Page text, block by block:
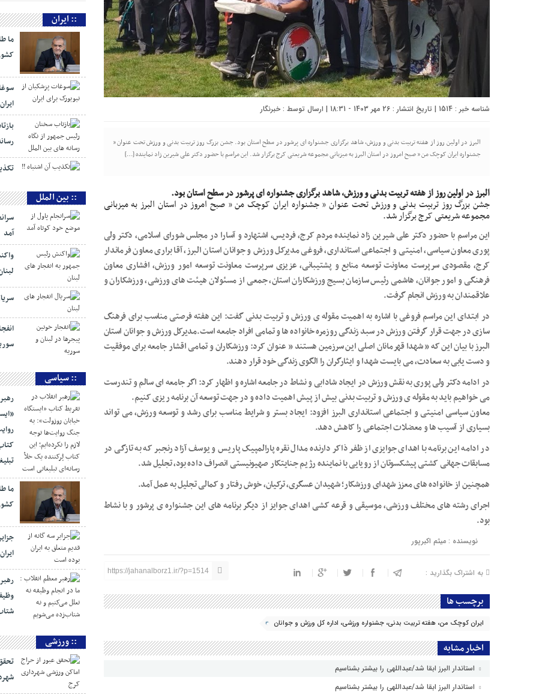
شناسه خبر : 1514 | تاریخ انتشار : 26 مهر 1403 - 18:31 | ارسال توسط : خبرنگار
البرز در اولین روز از هفته تربیت بدنی و ورزش، شاهد برگزاری جشنواره ای پرشور در سطح استان بود. جشن بزرگ روز تربیت بدنی و ورزش تحت عنوان ”
جشنواره ایران کوچک من ” صبح امروز در استان البرز به میزبانی مجموعه شریعتی کرج برگزار شد. این مراسم با حضور دکتر علی شیرین زاد نماینده […]
البرز در اولین روز از هفته تربیت بدنی و ورزش، شاهد برگزاری جشنواره ای پرشور در سطح استان بود.
جشن بزرگ روز تربیت بدنی و ورزش تحت عنوان ” جشنواره ایران کوچک من ” صبح امروز در استان البرز به میزبانی
مجموعه شریعتی کرج برگزار شد.
این مراسم با حضور دکتر علی شیرین زاد نماینده مردم کرج، فردیس، اشتهارد و آسارا در مجلس شورای اسلامی، دکتر ولی
پوری معاون سیاسی، امنیتی و اجتماعی استانداری، فروغی مدیرکل ورزش و جوانان استان البرز، آقا براری معاون فرماندار
کرج، مقصودی سرپرست معاونت توسعه منابع و پشتیبانی، عزیزی سرپرست معاونت توسعه امور ورزش، افشاری معاون
فرهنگی و امور جوانان، هاشمی رئیس سازمان بسیج ورزشکاران استان، جمعی از مسئولان هیئت های ورزشی، ورزشکاران و
علاقمندان به ورزش انجام گرفت.
در ابتدای این مراسم فروغی با اشاره به اهمیت مقوله ی ورزش و تربیت بدنی گفت: این هفته فرصتی مناسب برای فرهنگ
سازی در جهت قرار گرفتن ورزش در سبد زندگی روزمره خانواده ها و تمامی افراد جامعه است.مدیرکل ورزش و جوانان استان
البرز با بیان این که ” شهدا قهرمانان اصلی این سرزمین هستند ” عنوان کرد: ورزشکاران و تمامی اقشار جامعه برای موفقیت
و دست یابی به سعادت، می بایست شهدا و ایثارگران را الگوی زندگی خود قرار دهند.
در ادامه دکتر ولی پوری به نقش ورزش در ایجاد شادابی و نشاط در جامعه اشاره و اظهار کرد: اگر جامعه ای سالم و تندرست
می خواهیم باید به مقوله ی ورزش و تربیت بدنی بیش از پیش اهمیت داده و در جهت توسعه آن برنامه ریزی کنیم.
معاون سیاسی امنیتی و اجتماعی استانداری البرز افزود: ایجاد بستر و شرایط مناسب برای رشد و توسعه ورزش، می تواند
بسیاری از آسیب ها و معضلات اجتماعی را کاهش دهد.
در ادامه این برنامه با اهدای جوایزی از ظفر ذاکر دارنده مدال نقره پارالمپیک پاریس و یوسف آزاد رنجبر که به تازگی در
مسابقات جهانی کشتی پیشکسوتان از رویایی با نماینده رژیم جنایتکار صهیونیستی انصراف داده بود، تجلیل شد.
همچنین از خانواده های معزز شهدای ورزشکار؛ شهیدان عسگری، ترکیان، خوش رفتار و کمالی تجلیل به عمل آمد.
اجرای رشته های مختلف ورزشی، موسیقی و قرعه کشی اهدای جوایز از دیگر برنامه های این جشنواره ی پرشور و با نشاط
بود.
نویسنده : میثم اکبرپور
به اشتراک بگذارید : https://jahanalborz1.ir/?p=1514
برچسب ها
ایران کوچک من، هفته تربیت بدنی، جشنواره ورزشی، اداره کل ورزش و جوانان
اخبار مشابه
استاندار البرز ابقا شد/عبداللهی را بیشتر بشناسیم
استاندار البرز ابقا شد/عبداللهی را بیشتر بشناسیم
:: ایران
ما
ایران
:: بین الملل
آمد
:: سیاسی
ما
:: ورزشی